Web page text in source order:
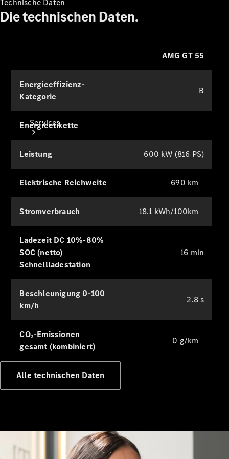
Zubehör
Collection
Services
Services
Ladelösungen
Servicetermin
buchen
Pannen- &
Schadenhilfe
Versicherung
Mercedes-
Technische Daten
Die technischen Daten.
AMG GT 55
Energieeffizienz-
Kategorie
B
Energieetikette
Leistung 600 kW (816 PS)
Elektrische Reichweite 690 km
Stromverbrauch 18.1 kWh/100km
Ladezeit DC 10%-80%
SOC (netto)
Schnellladestation
16 min
Beschleunigung 0-100
km/h
2.8 s
CO₂-Emissionen
gesamt (kombiniert)
0 g/km
Alle technischen Daten